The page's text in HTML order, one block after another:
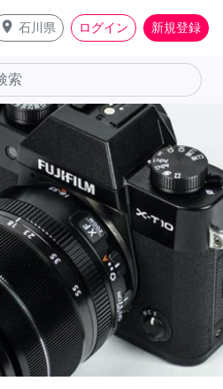
place 石川県 ログイン 新規登録